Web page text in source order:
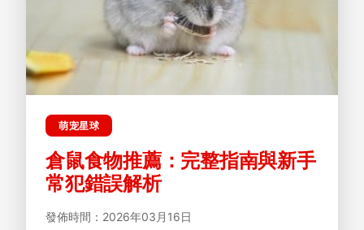
萌宠星球
倉鼠食物推薦：完整指南與新手
常犯錯誤解析
發佈時間：2026年03月16日